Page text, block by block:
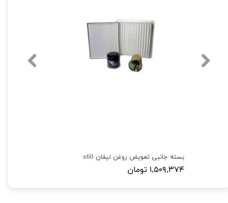
بسته جانبی تعویض روغن لیفان x60
۱,۵۰۹,۳۷۴ تومان